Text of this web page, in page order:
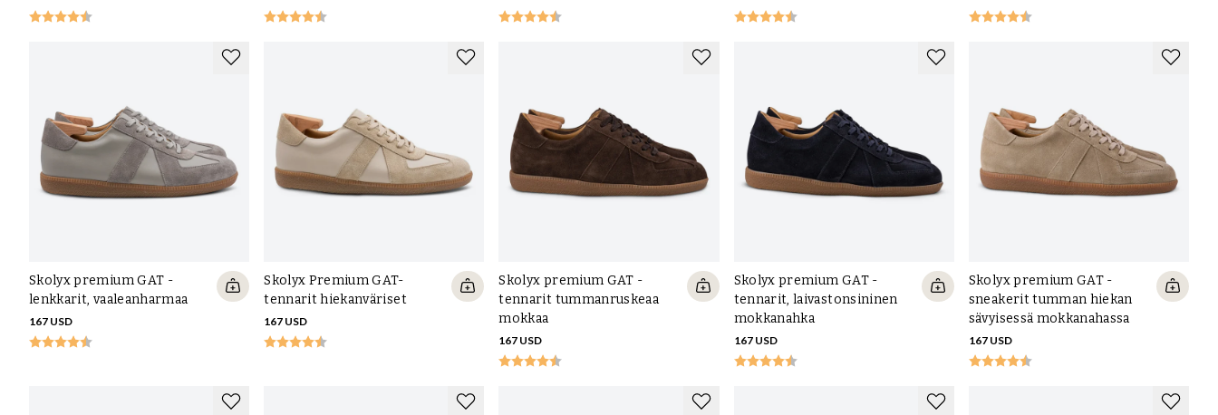
Skolyx premium GAT -
lenkkarit, vaaleanharmaa
167 USD
Skolyx Premium GAT-
tennarit hiekanväriset
167 USD
Skolyx premium GAT -
tennarit tummanruskeaa
mokkaa
167 USD
Skolyx premium GAT -
tennarit, laivastonsininen
mokkanahka
167 USD
Skolyx premium GAT -
sneakerit tumman hiekan
sävyisessä mokkanahassa
167 USD